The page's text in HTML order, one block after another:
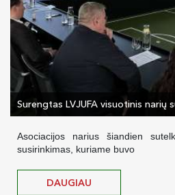
Surengtas LVJUFA visuotinis narių
Asociacijos narius šiandien
susirinkimas, kuriame buvo
DAUGIAU